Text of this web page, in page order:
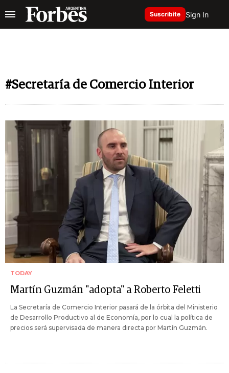
Suscribite Sign In
#Secretaría de Comercio Interior
TODAY
Martín Guzmán "adopta" a Roberto Feletti
La Secretaría de Comercio Interior pasará de la órbita del Ministerio
de Desarrollo Productivo al de Economía, por lo cual la política de
precios será supervisada de manera directa por Martín Guzmán.